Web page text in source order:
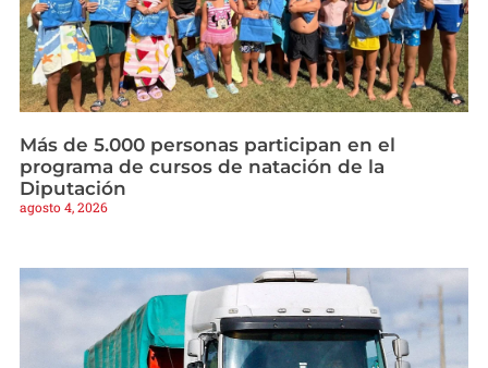
Más de 5.000 personas participan en el
programa de cursos de natación de la
Diputación
agosto 4, 2026